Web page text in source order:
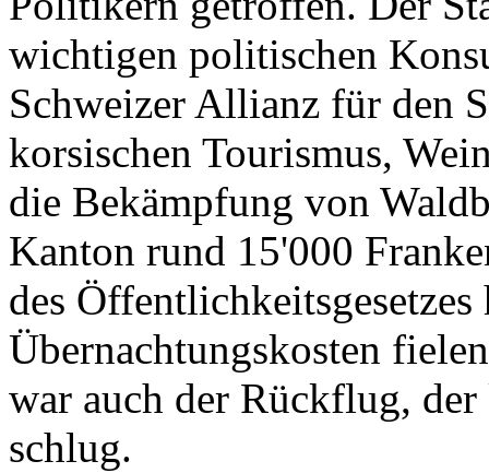
wichtigen politischen
Schweizer Allianz für den
korsischen Tourismus,
die Bekämpfung von
Kanton rund 15'000
des
Übernachtungskosten
war auch der Rückflug,
schlug.